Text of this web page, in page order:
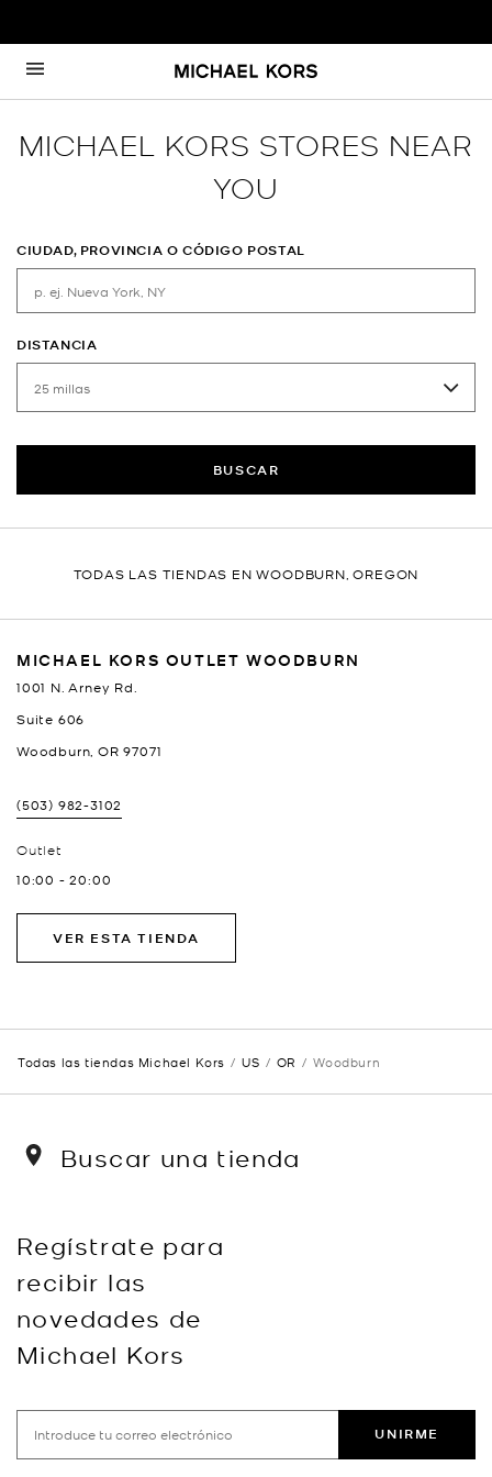
Ir al contenido
Volver a navegación
MICHAEL KORS STORES NEAR
YOU
CIUDAD, PROVINCIA O CÓDIGO POSTAL
DISTANCIA
BUSCAR
TODAS LAS TIENDAS EN WOODBURN, OREGON
MICHAEL KORS OUTLET WOODBURN
1001 N. Arney Rd.
Suite 606
Woodburn OR 97071
(503) 982-3102
Outlet
10:00 -20:00
VER ESTA TIENDA
Todas las tiendas Michael Kors US OR Woodburn
Buscar una tienda
Regístrate para
recibir las
novedades de
Michael Kors
UNIRME